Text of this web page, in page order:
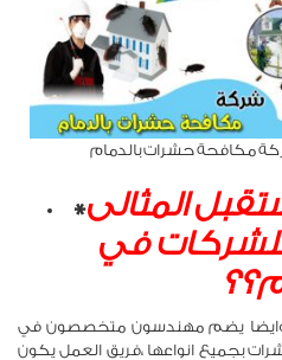
مكافحة حشرات بالدمام
*المثالى
في
وايضا يضم مهندسون متخصصون في
بجميع انواعها ،فريق العمل يكون